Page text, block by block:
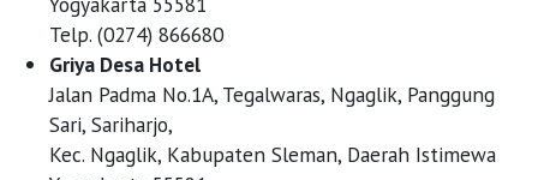
Telp. (0274) 866680
Griya Desa Hotel
Jalan Padma No.1A, Tegalwaras, Ngaglik, Panggung
Sari, Sariharjo,
Kec. Ngaglik, Kabupaten Sleman, Daerah Istimewa